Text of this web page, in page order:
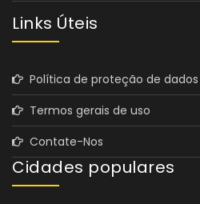
Links Úteis
Política de proteção de dados
Termos gerais de uso
Contate-Nos
Cidades populares